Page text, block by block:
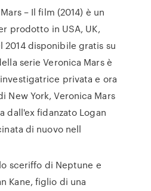
– Il film (2014) è un
prodotto in USA, UK,
2014 disponibile gratis su
serie Veronica Mars è
privata e ora
New York, Veronica Mars
dall'ex fidanzato Logan
di nuovo nell
sceriffo di Neptune e
Kane, figlio di una